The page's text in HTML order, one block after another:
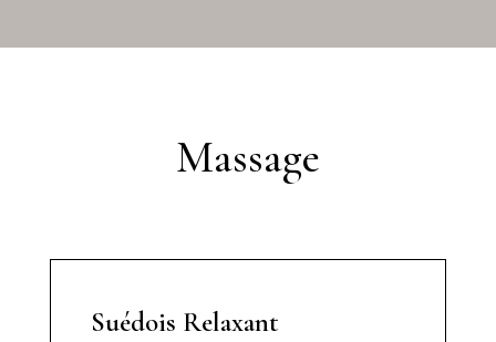
Massage
Suédois Relaxant